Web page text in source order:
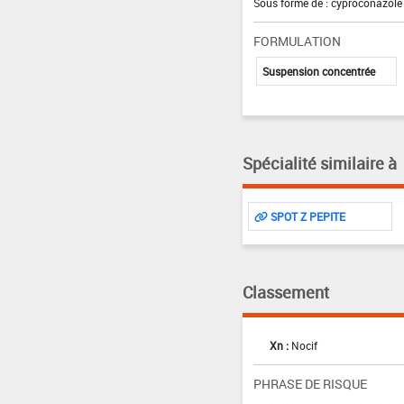
FORMULATION
Suspension concentrée
Spécialité similaire à
SPOT Z PEPITE
Classement
Xn : Nocif
PHRASE DE RISQUE